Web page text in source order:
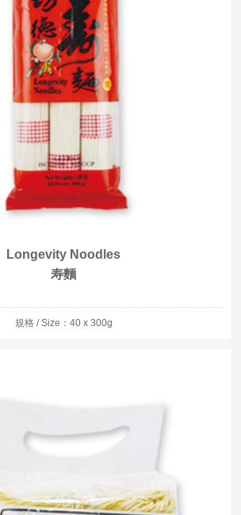
Longevity Noodles
寿麵
規格 / Size：40 x 300g